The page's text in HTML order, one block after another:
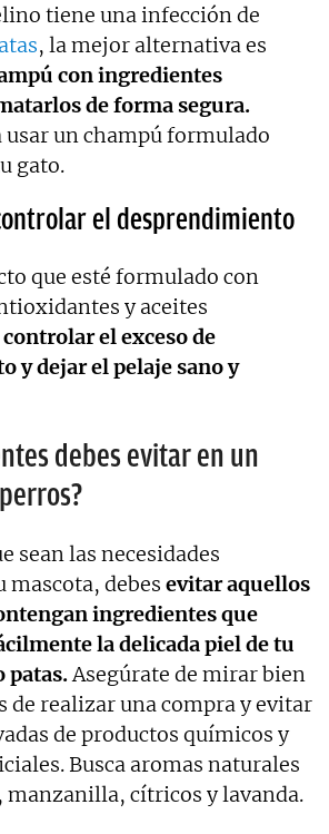
tiene una infección de
, la mejor alternativa es
con ingredientes
de forma segura.
usar un champú formulado
gato.
el desprendimiento
que esté formulado con
y aceites
controlar el exceso de
y dejar el pelaje sano y
debes evitar en un
sean las necesidades
mascota, debes evitar aquellos
ingredientes que
la delicada piel de tu
patas.Asegúrate de mirar bien
de realizar una compra y evitar
de productos químicos y
Busca aromas naturales
manzanilla, cítricos y lavanda.